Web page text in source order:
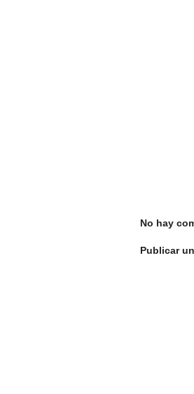
No hay
Publicar